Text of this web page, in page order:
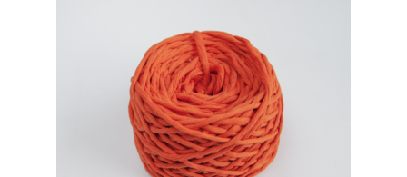
выбрать
на
странице
товара.